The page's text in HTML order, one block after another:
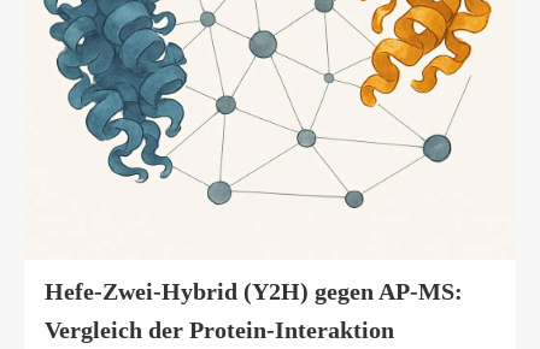
Hefe-Zwei-Hybrid (Y2H) gegen AP-MS:
Vergleich der Protein-Interaktion